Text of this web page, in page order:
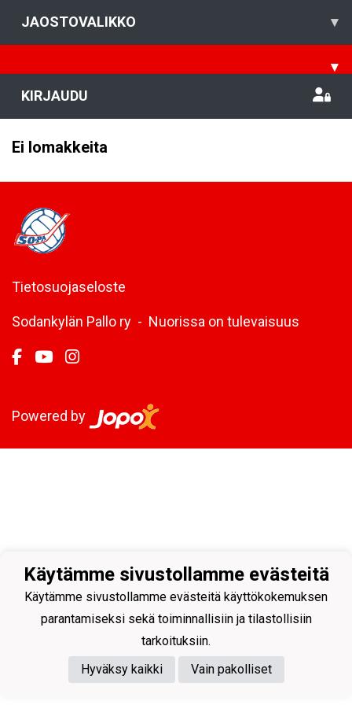
JAOSTOVALIKKO ▾
▾
KIRJAUDU
Ei lomakkeita
Tietosuojaseloste
Sodankylän Pallo ry - Nuorissa on tulevaisuus
Powered by
Käytämme sivustollamme evästeitä
Käytämme sivustollamme evästeitä käyttökokemuksen
parantamiseksi sekä toiminnallisiin ja tilastollisiin
tarkoituksiin.
Hyväksy kaikki
Vain pakolliset